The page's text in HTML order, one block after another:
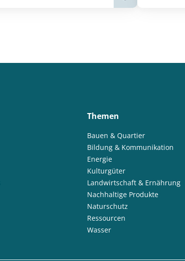
Themen
Bauen & Quartier
Bildung & Kommunikation
Energie
Kulturgüter
Landwirtschaft & Ernährung
Nachhaltige Produkte
Naturschutz
Ressourcen
Wasser